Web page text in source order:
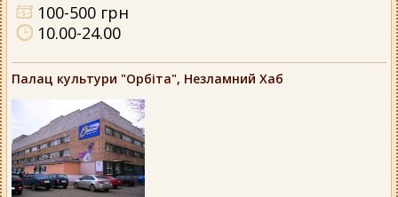
100-500 грн
10.00-24.00
Палац культури "Орбіта", Незламний Хаб